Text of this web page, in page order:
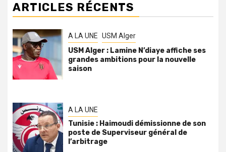
ARTICLES RÉCENTS
A LA UNE USM Alger
USM Alger : Lamine N’diaye affiche ses
grandes ambitions pour la nouvelle
saison
A LA UNE
Tunisie : Haimoudi démissionne de son
poste de Superviseur général de
l’arbitrage